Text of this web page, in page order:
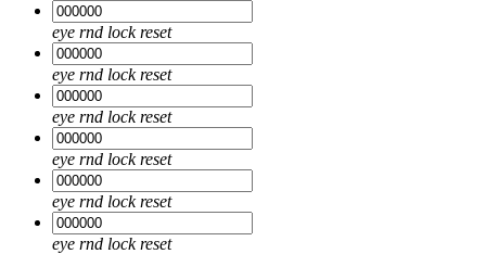
eye rnd lock reset
eye rnd lock reset
eye rnd lock reset
eye rnd lock reset
eye rnd lock reset
eye rnd lock reset